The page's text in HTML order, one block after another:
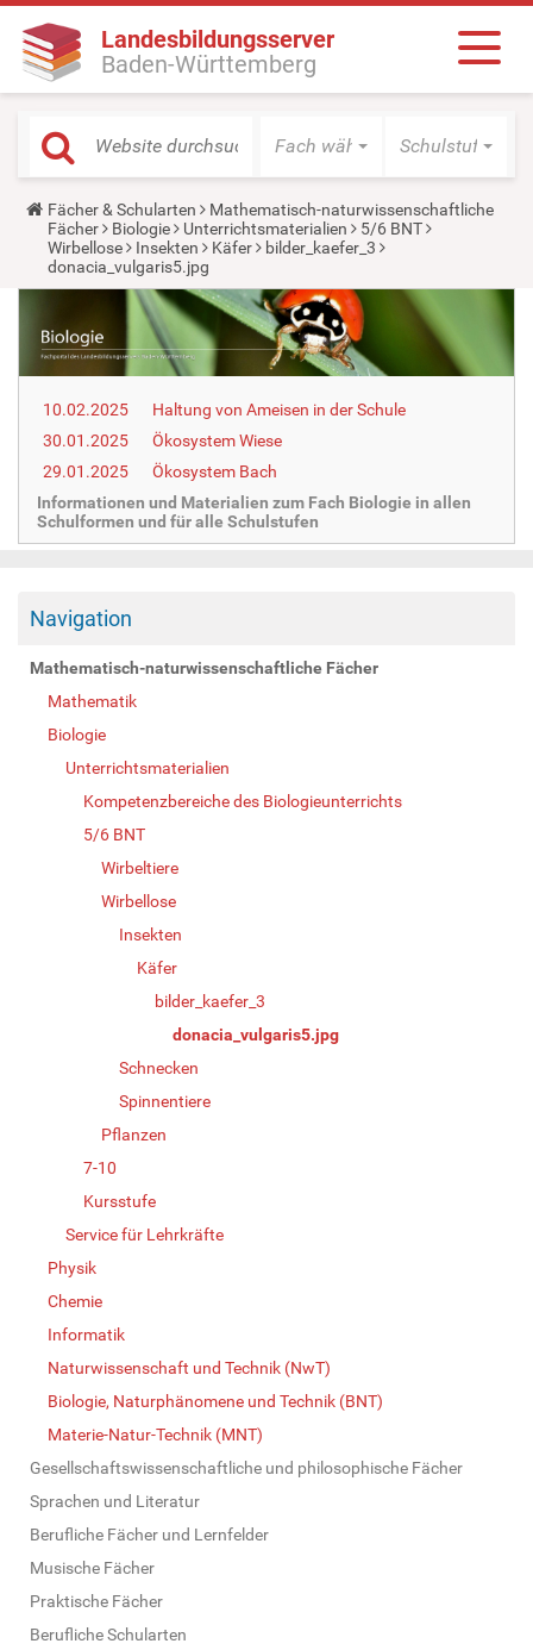
Landesbildungsserver
Baden-Württemberg
Fach wählen Schulstufe
Y
o
u
a
r
e
r
e
Fächer & Schularten
Mathematisch-naturwissenschaftliche
Fächer
Biologie Unterrichtsmaterialien
5/6 BNT
Wirbellose
Insekten Käfer
bilder_kaefer_3
donacia_vulgaris5.jpg
10.02.2025
Haltung von Ameisen in der Schule
30.01.2025
Ökosystem Wiese
29.01.2025
Ökosystem Bach
Informationen und Materialien zum Fach Biologie in allen
Schulformen und für alle Schulstufen
Navigation
Mathematisch-naturwissenschaftliche Fächer
Mathematik
Biologie
Unterrichtsmaterialien
Kompetenzbereiche des Biologieunterrichts
5/6 BNT
Wirbeltiere
Wirbellose
Insekten
Käfer
bilder_kaefer_3
donacia_vulgaris5.jpg
Schnecken
Spinnentiere
Pflanzen
7-10
Kursstufe
Service für Lehrkräfte
Physik
Chemie
Informatik
Naturwissenschaft und Technik (NwT)
Biologie, Naturphänomene und Technik (BNT)
Materie-Natur-Technik (MNT)
Gesellschaftswissenschaftliche und philosophische Fächer
Sprachen und Literatur
Berufliche Fächer und Lernfelder
Musische Fächer
Praktische Fächer
Berufliche Schularten